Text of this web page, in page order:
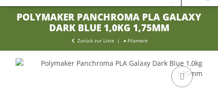
POLYMAKER PANCHROMA PLA GALAXY
DARK BLUE 1,0KG 1,75MM
Zurück zur Liste Filament